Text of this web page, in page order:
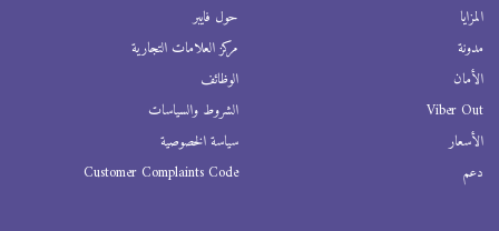
المزايا
مدونة
الأمان
Viber Out
الأسعار
دعم
حول فايبر
مركز العلامات التجارية
الوظائف
الشروط والسياسات
سياسة الخصوصية
Customer Complaints Code